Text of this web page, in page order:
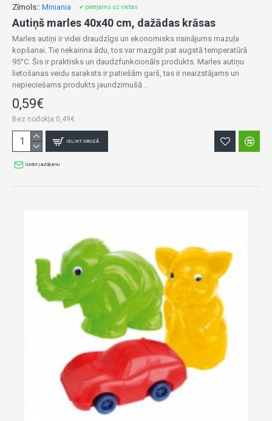
Zīmols:: Miniania ✔ pieejams uz vietas
Autiņš marles 40x40 cm, dažādas krāsas
Marles autiņi ir videi draudzīgs un ekonomisks risinājums mazuļa
kopšanai. Tie nekairina ādu, tos var mazgāt pat augstā temperatūrā
95°C. Šis ir praktisks un daudzfunkcionāls produkts. Marles autiņu
lietošanas veidu saraksts ir patiešām garš, tas ir neaizstājams un
nepieciešams produkts jaundzimušā ..
0,59€
Bez nodokļa:0,49€
IELIKT GROZĀ
Uzdot jautājumu